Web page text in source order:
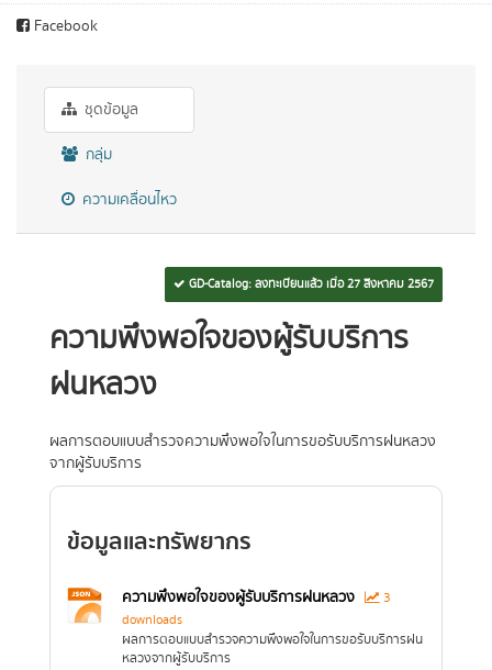
Facebook
ชุดข้อมูล
กลุ่ม
ความเคลื่อนไหว
GD-Catalog: ลงทะเบียนแล้ว เมื่อ 27 สิงหาคม 2567
ความพึงพอใจของผู้รับบริการ
ฝนหลวง
ผลการตอบแบบสำรวจความพึงพอใจในการขอรับบริการฝนหลวง
จากผู้รับบริการ
ข้อมูลและทรัพยากร
ความพึงพอใจของผู้รับบริการฝนหลวง
3
downloads
ผลการตอบแบบสำรวจความพึงพอใจในการขอรับบริการฝน
หลวงจากผู้รับบริการ